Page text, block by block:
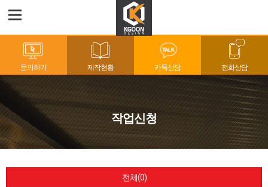
문의하기 제작현황 카톡상담 전화상담
작업신청
전체(0)